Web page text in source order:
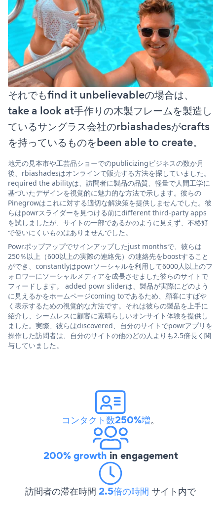
それでもfind it unbelievableの場合は、
take a look at手作りの木製フレームを製造し
ているサングラス会社のrbiashadesがcrafts
を持っているものをbeen able to create。
地元の見本市や工芸品ショーでのpublicizingビジネスの数か月
後、rbiashadesはオンラインで販売する方法を探していました。
required the abilityは、訪問者に製品の品質、軽量で人間工学に
基づいたデザインを視覚的に魅力的な方法で示します。彼らの
Pinegrowはこれに対する適切な解決策を提供しませんでした。彼
らはpowrスライダーを見つける前にdifferent third-party apps
を試しましたが、サイトの一部であるかのように見えず、不格好
で使いにくいものはありませんでした。
Powrポップアップでサインアップしたjust monthsで、彼らは
250％以上（600以上の実際の連絡先）の連絡先をboostすること
ができ、constantlyはpowrソーシャルを利用して6000人以上のフ
ォロワーにソーシャルメディアを成長させました彼らのサイトで
フィードします。 added powr sliderは、製品が実際にどのよう
に見えるかをホームページcoming toであるため、顧客にすばや
く表示するための視覚的な方法です。それは彼らの製品を上手に
紹介し、シームレスに顧客に素晴らしいオンサイト体験を提供し
ました。実際、彼らはdiscovered、自分のサイトでpowrアプリを
操作した訪問者は、自分のサイトの他のどの人よりも2.5倍長く関
与していました。
コンタクト数250%増。
200% growth in engagement
訪問者の滞在時間 2.5倍の時間 サイト内で